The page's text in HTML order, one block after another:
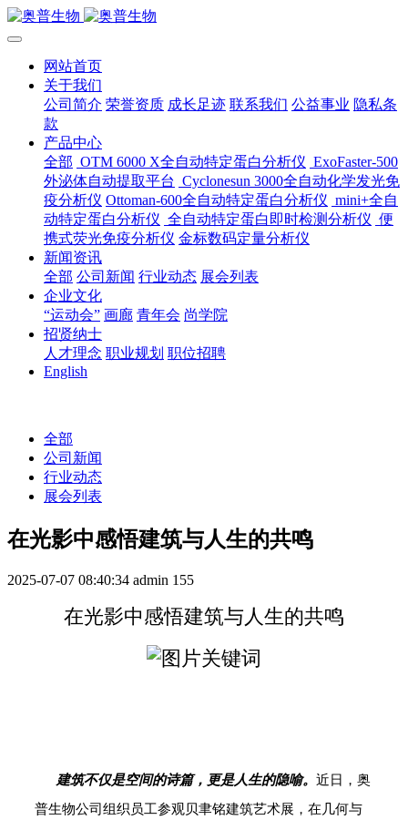
网站首页
关于我们
公司简介 荣誉资质 成长足迹 联系我们 公益事业 隐私条
款
产品中心
全部 OTM 6000 X全自动特定蛋白分析仪 ExoFaster-500
外泌体自动提取平台 Cyclonesun 3000全自动化学发光免
疫分析仪 Ottoman-600全自动特定蛋白分析仪 mini+全自
动特定蛋白分析仪 全自动特定蛋白即时检测分析仪 便
携式荧光免疫分析仪 金标数码定量分析仪
新闻资讯
全部 公司新闻 行业动态 展会列表
企业文化
“运动会” 画廊 青年会 尚学院
招贤纳士
人才理念 职业规划 职位招聘
English
全部
公司新闻
行业动态
展会列表
在光影中感悟建筑与人生的共鸣
2025-07-07 08:40:34 admin 155
在光影中感悟建筑与人生的共鸣
建筑不仅是空间的诗篇，更是人生的隐喻。 近日，奥
普生物公司组织员工参观贝聿铭建筑艺术展，在几何与